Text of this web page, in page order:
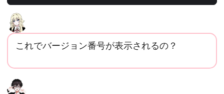
これでバージョン番号が表示されるの？